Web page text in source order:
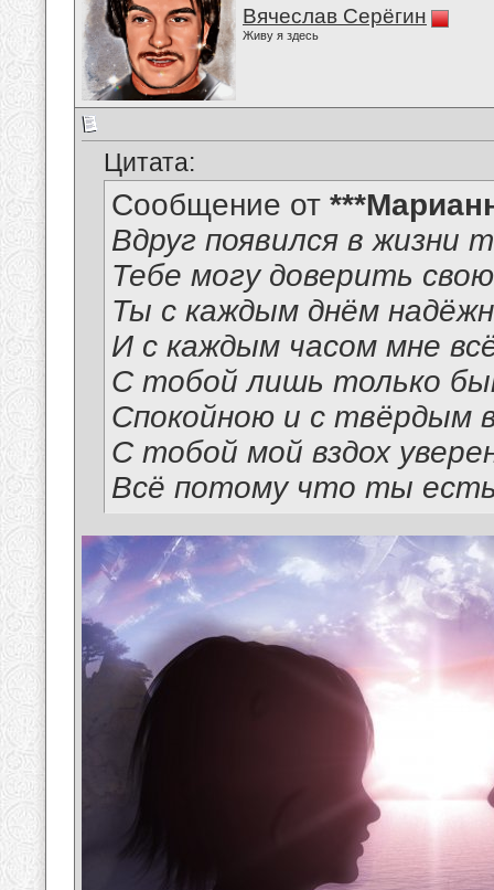
Вячеслав Серёгин
Живу я здесь
Цитата:
Сообщение от
Вдруг появился в жизни
Тебе могу доверить
Ты с каждым днём
И с каждым часом мне
С тобой лишь только
Спокойною и с твёрдым
С тобой мой вздох
Всё потому что ты